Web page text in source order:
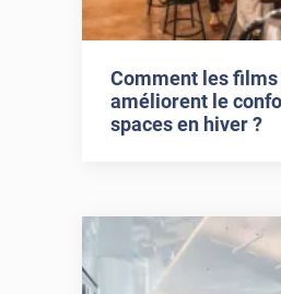
Comment les
améliorent le
spaces en hiver ?